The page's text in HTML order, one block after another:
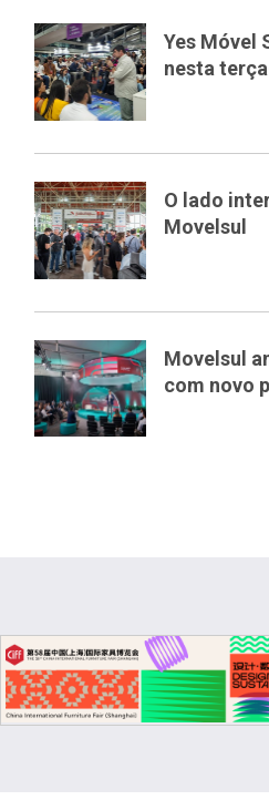
Yes Móvel
nesta
O lado
Movelsul
Movelsul
com novo